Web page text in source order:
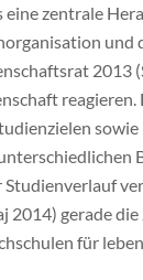
zentrale
2013
2014) gerade
für